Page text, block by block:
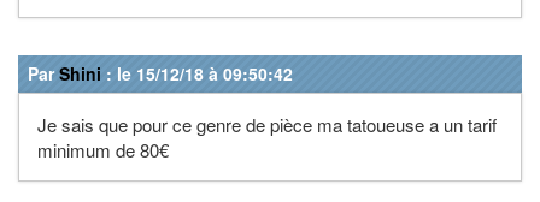
ParShini : le 15/12/18 à 09:50:42
Je sais que pour ce genre de pièce ma tatoueuse a un tarif
minimum de 80€